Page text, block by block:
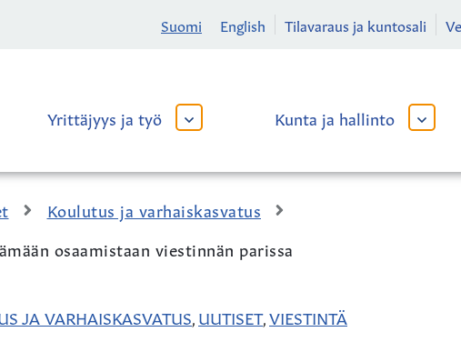
Suomi English Tilavaraus ja kuntosali
Yrittäjyys ja työ
AVAA
ALAVALIKKO
Kunta ja hallinto
AVAA
Koulutus ja varhaiskasvatus
osaamistaan viestinnän parissa
JA VARHAISKASVATUS UUTISET, VIESTINTÄ